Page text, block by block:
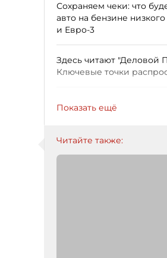
Сохраняем чеки: что
авто на бензине
и Евро-3
Здесь читают "Деловой
Ключевые точки
Показать ещё
Читайте также: